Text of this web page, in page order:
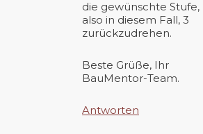
die gewünschte Stufe,
also in diesem Fall, 3
zurückzudrehen.
Beste Grüße, Ihr
BauMentor-Team.
Antworten